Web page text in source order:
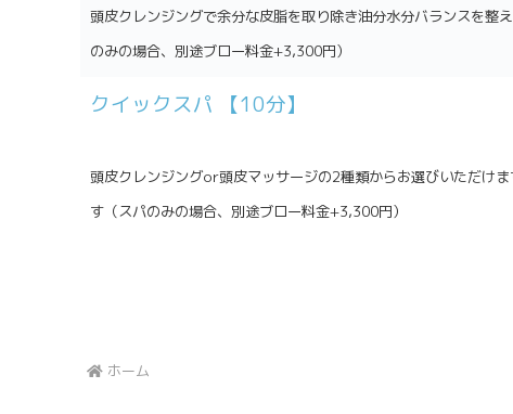
頭皮クレンジングで余分な皮脂を取り除き油分水分バランスを整
のみの場合、別途ブロー料金+3,300円）
クイックスパ 【10分】
頭皮クレンジングor頭皮マッサージの2種類からお選びいただけ
す（スパのみの場合、別途ブロー料金+3,300円）
ホーム